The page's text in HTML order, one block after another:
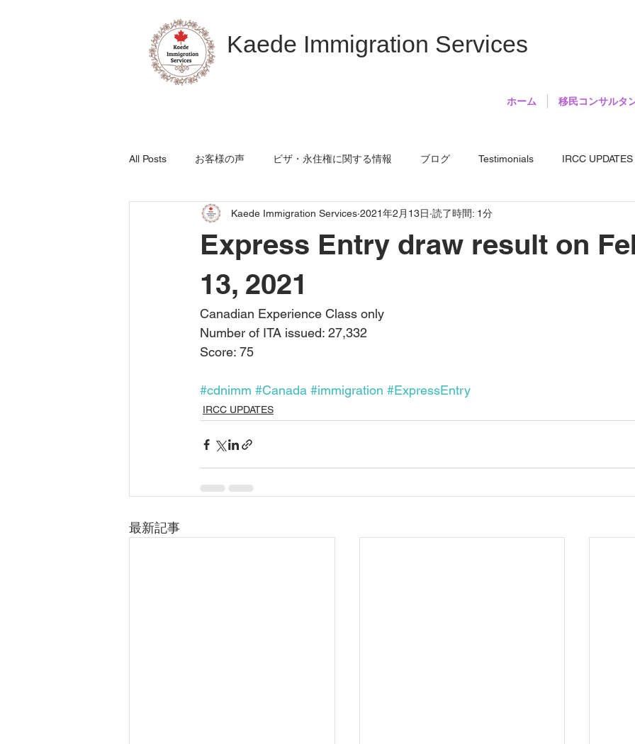
Kaede Immigration Services
ホーム 移民コンサルタ
All Posts お客様の声 ビザ・永住権に関する情報 ブログ Testimonials IRCC UPDATES
Express Entry draw result on
13, 2021
Kaede Immigration Services 2021年2月13日 読了時間: 1分
Canadian Experience Class only
Number of ITA issued: 27,332
Score: 75
#cdnimm #Canada #immigration #ExpressEntry
IRCC UPDATES
最新記事